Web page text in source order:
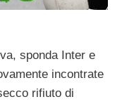
sponda Inter e
incontrate
rifiuto di